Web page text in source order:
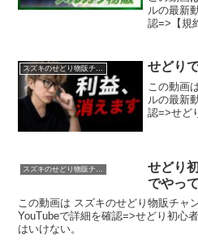
ルの最新
認=>【規
スズキのせどり物販チャンネル せどり
この動画
ルの最新
認=>せど
スズキのせどり物販チャンネル
せどり
でやっ
この動画は スズキのせどり物販チャ
YouTubeで詳細を確認=>せどり初心
はいけない。